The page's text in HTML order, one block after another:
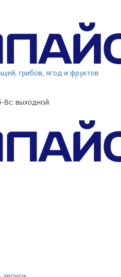
грибов, ягод и фруктов
Вс: выходной